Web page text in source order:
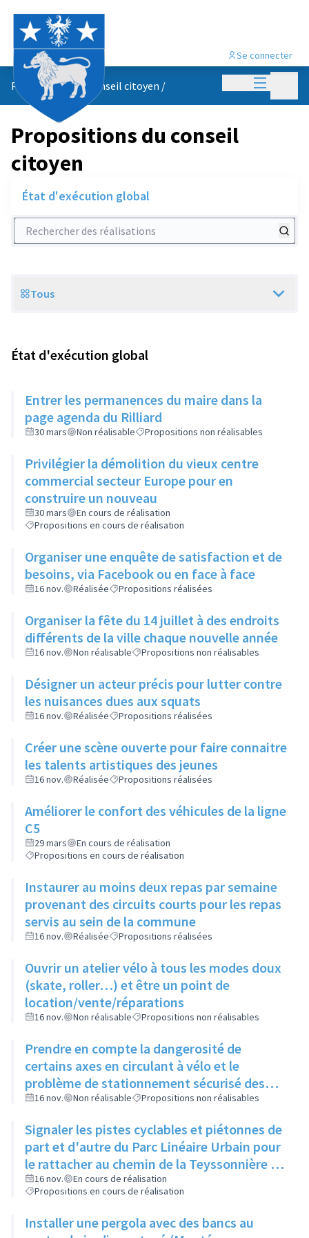
Menu
Se connecter
Propositions du conseil citoyen /
Propositions du conseil
citoyen
État d'exécution global
Rechercher des réalisations
Scope
Tous
État d'exécution global
Entrer les permanences du maire dans la
page agenda du Rilliard
30 mars Non réalisable Propositions non réalisables
Privilégier la démolition du vieux centre
commercial secteur Europe pour en
construire un nouveau
30 mars
En cours de réalisation
Propositions en cours de réalisation
Organiser une enquête de satisfaction et de
besoins, via Facebook ou en face à face
16 nov. Réalisée Propositions réalisées
Organiser la fête du 14 juillet à des endroits
différents de la ville chaque nouvelle année
16 nov. Non réalisable Propositions non réalisables
Désigner un acteur précis pour lutter contre
les nuisances dues aux squats
16 nov. Réalisée Propositions réalisées
Créer une scène ouverte pour faire connaitre
les talents artistiques des jeunes
16 nov. Réalisée Propositions réalisées
Améliorer le confort des véhicules de la ligne
C5
29 mars
En cours de réalisation
Propositions en cours de réalisation
Instaurer au moins deux repas par semaine
provenant des circuits courts pour les repas
servis au sein de la commune
16 nov. Réalisée Propositions réalisées
Ouvrir un atelier vélo à tous les modes doux
(skate, roller…) et être un point de
location/vente/réparations
16 nov. Non réalisable Propositions non réalisables
Prendre en compte la dangerosité de
certains axes en circulant à vélo et le
problème de stationnement sécurisé des
vélos avant d'ouvrir un atelier vélo
16 nov. Non réalisable Propositions non réalisables
Signaler les pistes cyclables et piétonnes de
part et d'autre du Parc Linéaire Urbain pour
le rattacher au chemin de la Teyssonnière et
à la route de Genève
16 nov.
En cours de réalisation
Propositions en cours de réalisation
Installer une pergola avec des bancs au